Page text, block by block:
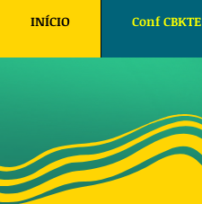
INÍCIO Conf CBKTE